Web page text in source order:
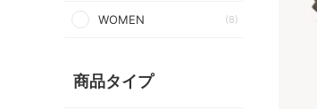
WOMEN (8)
商品タイプ